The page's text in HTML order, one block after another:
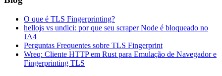
O que é TLS Fingerprinting?
hellojs vs undici: por que seu scraper Node é bloqueado no
JA4
Perguntas Frequentes sobre TLS Fingerprint
Wreq: Cliente HTTP em Rust para Emulação de Navegador e
Fingerprinting TLS